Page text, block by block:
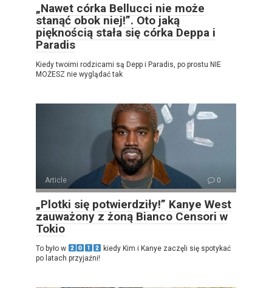
„Nawet córka Bellucci nie może
stanąć obok niej!”. Oto jaką
pięknością stała się córka Deppa i
Paradis
Kiedy twoimi rodzicami są Depp i Paradis, po prostu NIE
MOŻESZ nie wyglądać tak
Article 0
„Plotki się potwierdziły!” Kanye West
zauważony z żoną Bianco Censori w
Tokio
To było w
kiedy Kim i Kanye zaczęli się spotykać
po latach przyjaźni!